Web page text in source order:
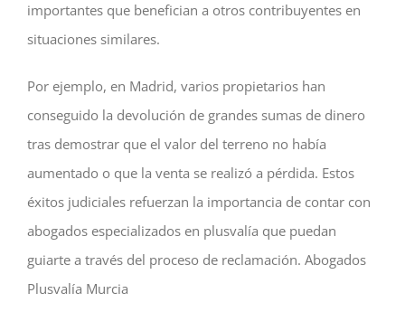
importantes que benefician a otros contribuyentes en
situaciones similares.
Por ejemplo, en Madrid, varios propietarios han
conseguido la devolución de grandes sumas de dinero
tras demostrar que el valor del terreno no había
aumentado o que la venta se realizó a pérdida. Estos
éxitos judiciales refuerzan la importancia de contar con
abogados especializados en plusvalía que puedan
guiarte a través del proceso de reclamación. Abogados
Plusvalía Murcia